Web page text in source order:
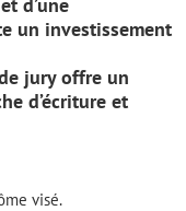
un investissement
jury offre un
d’écriture et
visé.